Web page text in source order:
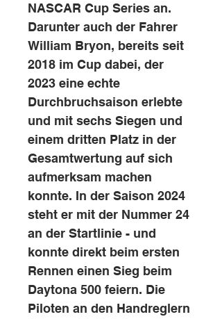
NASCAR Cup Series an.
Darunter auch der Fahrer
William Bryon, bereits seit
2018 im Cup dabei, der
2023 eine echte
Durchbruchsaison erlebte
und mit sechs Siegen und
einem dritten Platz in der
Gesamtwertung auf sich
aufmerksam machen
konnte. In der Saison 2024
steht er mit der Nummer 24
an der Startlinie - und
konnte direkt beim ersten
Rennen einen Sieg beim
Daytona 500 feiern. Die
Piloten an den Handreglern